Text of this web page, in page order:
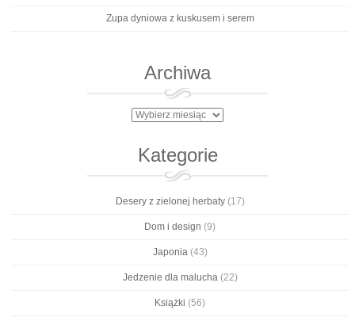
Zupa dyniowa z kuskusem i serem
Archiwa
Archiwa
Kategorie
Desery z zielonej herbaty(17)
Dom i design (9)
Japonia(43)
Jedzenie dla malucha(22)
Książki (56)